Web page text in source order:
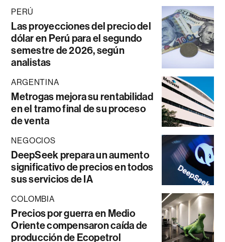
PERÚ
Las proyecciones del precio del
dólar en Perú para el segundo
semestre de 2026, según
analistas
ARGENTINA
Metrogas mejora su rentabilidad
en el tramo final de su proceso
de venta
NEGOCIOS
DeepSeek prepara un aumento
significativo de precios en todos
sus servicios de IA
COLOMBIA
Precios por guerra en Medio
Oriente compensaron caída de
producción de Ecopetrol